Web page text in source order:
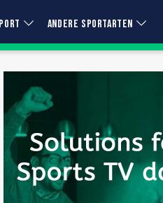
ANDERE SPORTARTEN